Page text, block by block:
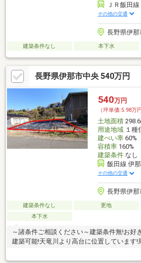
ＪＲ飯田
その他の交通
長野県伊那
建築条件なし 本下水
長野県伊那市中央 540万円
540万円
（坪単価:5.98万円
土地面積
用途地域１種
建ぺい率60%
容積率160%
建築条件なし
飯田線 伊
その他の交通
長野県伊那
建築条件なし 更地
本下水
～諸条件ご相談ください～建築条件無!お好
建築可能!天竜川より高台に位置しています!